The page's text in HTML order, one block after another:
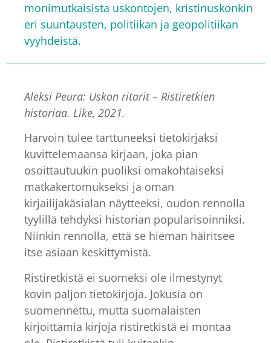
monimutkaisista uskontojen, kristinuskonkin
eri suuntausten, politiikan ja geopolitiikan
vyyhdeistä.
Aleksi Peura: Uskon ritarit – Ristiretkien
historiaa. Like, 2021.
Harvoin tulee tarttuneeksi tietokirjaksi
kuvittelemaansa kirjaan, joka pian
osoittautuukin puoliksi omakohtaiseksi
matkakertomukseksi ja oman
kirjailijakäsialan näytteeksi, oudon rennolla
tyylillä tehdyksi historian popularisoinniksi.
Niinkin rennolla, että se hieman häiritsee
itse asiaan keskittymistä.
Ristiretkistä ei suomeksi ole ilmestynyt
kovin paljon tietokirjoja. Jokusia on
suomennettu, mutta suomalaisten
kirjoittamia kirjoja ristiretkistä ei montaa